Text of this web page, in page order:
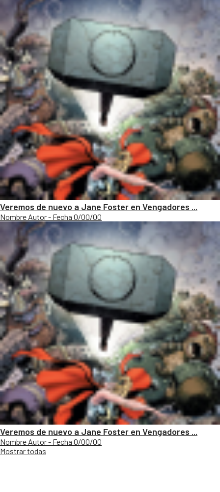
Veremos de nuevo a Jane Foster en Vengadores ...
Nombre Autor - Fecha 0/00/00
Veremos de nuevo a Jane Foster en Vengadores ...
Nombre Autor - Fecha 0/00/00
Mostrar todas